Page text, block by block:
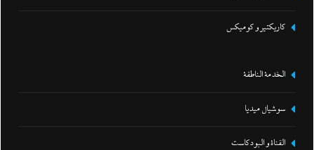
كاريكتير و كوميكس
الخدمة الناطقة
سوشيال ميديا
القناة و البودكاست